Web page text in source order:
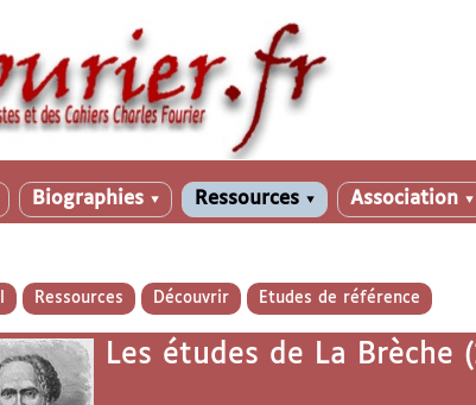
Biographies ▼ Ressources ▼ Association ▼
Ressources Découvrir Etudes de référence
Les études de La Brèche